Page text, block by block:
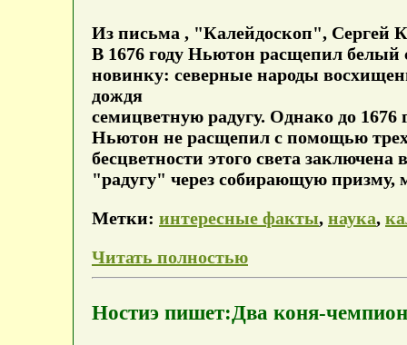
Из письма , "Калейдоскоп", Сергей
В 1676 году Ньютон расщепил
новинку: северные народы
дождя
семицветную радугу. Однако до
Ньютон не расщепил с помощью
бесцветности этого света
"радугу" через собирающую призму,
Метки: интересные факты, наука,
Читать полностью
Ностиэ пишет:Два коня-